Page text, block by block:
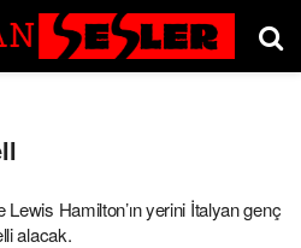
Lewis Hamilton’ın yerini İtalyan genç
alacak.